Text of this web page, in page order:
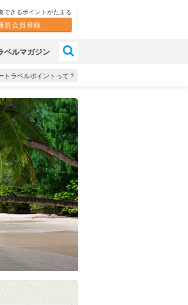
できるポイントがたまる
規会員登録
ベルマガジン
トラベルポイントって？